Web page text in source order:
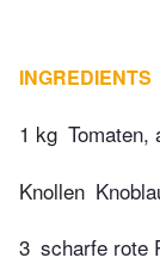
INGREDIENTS
1 kg Tomaten,
Knollen
3 scharfe rote